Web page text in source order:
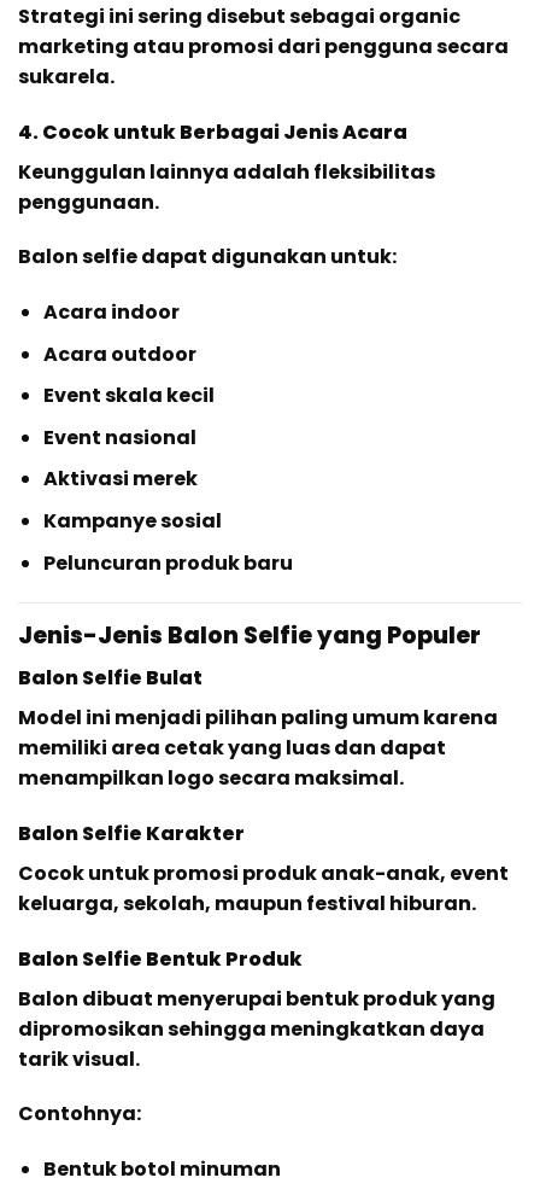
Strategi ini sering disebut sebagai organic
marketing atau promosi dari pengguna secara
sukarela.
4. Cocok untuk Berbagai Jenis Acara
Keunggulan lainnya adalah fleksibilitas
penggunaan.
Balon selfie dapat digunakan untuk:
Acara indoor
Acara outdoor
Event skala kecil
Event nasional
Aktivasi merek
Kampanye sosial
Peluncuran produk baru
Jenis-Jenis Balon Selfie yang Populer
Balon Selfie Bulat
Model ini menjadi pilihan paling umum karena
memiliki area cetak yang luas dan dapat
menampilkan logo secara maksimal.
Balon Selfie Karakter
Cocok untuk promosi produk anak-anak, event
keluarga, sekolah, maupun festival hiburan.
Balon Selfie Bentuk Produk
Balon dibuat menyerupai bentuk produk yang
dipromosikan sehingga meningkatkan daya
tarik visual.
Contohnya:
Bentuk botol minuman